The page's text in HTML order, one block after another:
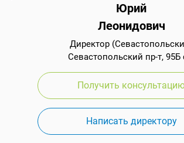
Юрий
Леонидович
Директор
Севастопольский пр-т, 95Б
Получить
Написать директору